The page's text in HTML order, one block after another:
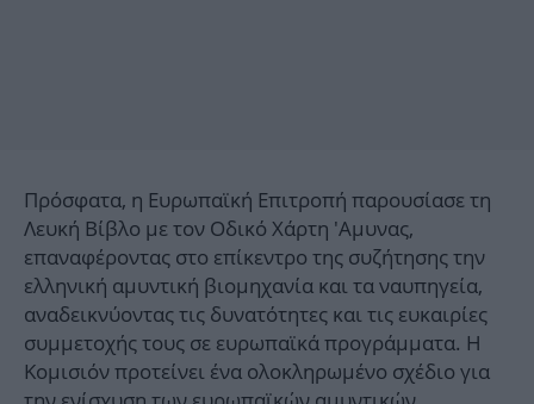
Πρόσφατα, η Ευρωπαϊκή Επιτροπή παρουσίασε τη
Λευκή Βίβλο με τον Οδικό Χάρτη 'Αμυνας,
επαναφέροντας στο επίκεντρο της συζήτησης την
ελληνική αμυντική βιομηχανία και τα ναυπηγεία,
αναδεικνύοντας τις δυνατότητες και τις ευκαιρίες
συμμετοχής τους σε ευρωπαϊκά προγράμματα. Η
Κομισιόν προτείνει ένα ολοκληρωμένο σχέδιο για